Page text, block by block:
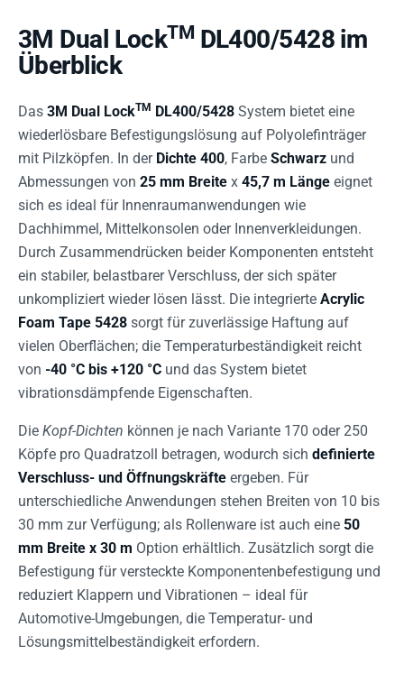
3M Dual LockTM DL400/5428 im
Überblick
Das 3M Dual LockTM DL400/5428 System bietet eine
wiederlösbare Befestigungslösung auf Polyolefinträger
mit Pilzköpfen. In der Dichte 400, Farbe Schwarz und
Abmessungen von 25 mm Breite x 45,7 m Länge eignet
sich es ideal für Innenraumanwendungen wie
Dachhimmel, Mittelkonsolen oder Innenverkleidungen.
Durch Zusammendrücken beider Komponenten entsteht
ein stabiler, belastbarer Verschluss, der sich später
unkompliziert wieder lösen lässt. Die integrierte Acrylic
Foam Tape 5428 sorgt für zuverlässige Haftung auf
vielen Oberflächen; die Temperaturbeständigkeit reicht
von -40 °C bis +120 °C und das System bietet
vibrationsdämpfende Eigenschaften.
Die Kopf-Dichten können je nach Variante 170 oder 250
Köpfe pro Quadratzoll betragen, wodurch sich definierte
Verschluss- und Öffnungskräfte ergeben. Für
unterschiedliche Anwendungen stehen Breiten von 10 bis
30 mm zur Verfügung; als Rollenware ist auch eine 50
mm Breite x 30 m Option erhältlich. Zusätzlich sorgt die
Befestigung für versteckte Komponentenbefestigung und
reduziert Klappern und Vibrationen – ideal für
Automotive-Umgebungen, die Temperatur- und
Lösungsmittelbeständigkeit erfordern.